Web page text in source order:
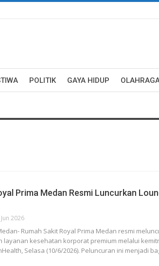
POLITIK GAYA HIDUP
Prima Medan Resmi Luncurkan
2026
Rumah Sakit Royal Prima Medan resmi
layanan kesehatan korporat premium melalui
Selasa (10/6/2026). Peluncuran ini menjadi